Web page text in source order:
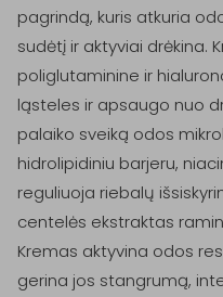
pagrindą, kuris atkuria
sudėtį ir aktyviai drėkina.
poliglutaminine ir
ląsteles ir apsaugo nuo
palaiko sveiką odos
hidrolipidiniu barjeru,
reguliuoja riebalų
centelės ekstraktas
Kremas aktyvina odos
gerina jos stangrumą,